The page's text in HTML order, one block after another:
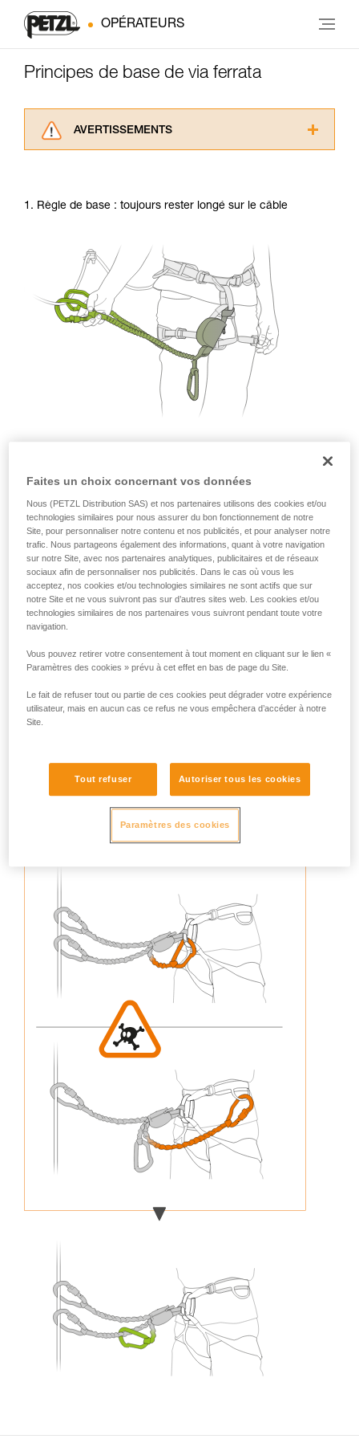
OPÉRATEURS
Principes de base de via ferrata
AVERTISSEMENTS
informations de la notice technique pour
Maîtriser ces techniques nécessite une
formation et un entraînement spécifique. Validez
avec un professionnel votre capacité à refaire
la manipulation, seul, en toute sécurité, avant
de la reproduire en autonomie.
Nous donnons des exemples de techniques
liées à votre activité. Il peut en exister d’autres
que nous ne décrivons pas ici.
1. Règle de base : toujours rester longé sur le câble
2. Une seule personne par segment de câble
3. Ne jamais reconnecter un brin de longe au harnais (pas
de déploiement de l’absorbeur d’énergie)
Faites un choix concernant vos données
Nous (PETZL Distribution SAS) et nos partenaires utilisons des cookies et/ou
technologies similaires pour nous assurer du bon fonctionnement de notre
Site, pour personnaliser notre contenu et nos publicités, et pour analyser notre
trafic. Nous partageons également des informations, quant à votre navigation
sur notre Site, avec nos partenaires analytiques, publicitaires et de réseaux
sociaux afin de personnaliser nos publicités. Dans le cas où vous les
acceptez, nos cookies et/ou technologies similaires ne sont actifs que sur
notre Site et ne vous suivront pas sur d’autres sites web. Les cookies et/ou
technologies similaires de nos partenaires vous suivront pendant toute votre
navigation.
Vous pouvez retirer votre consentement à tout moment en cliquant sur le lien «
Paramètres des cookies » prévu à cet effet en bas de page du Site.
Le fait de refuser tout ou partie de ces cookies peut dégrader votre expérience
utilisateur, mais en aucun cas ce refus ne vous empêchera d’accéder à notre
Site.
Tout refuser Autoriser tous les cookies
Paramètres des cookies